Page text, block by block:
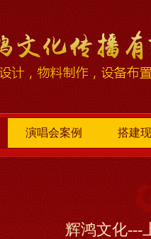
演唱会案例 搭建
辉鸿文化---